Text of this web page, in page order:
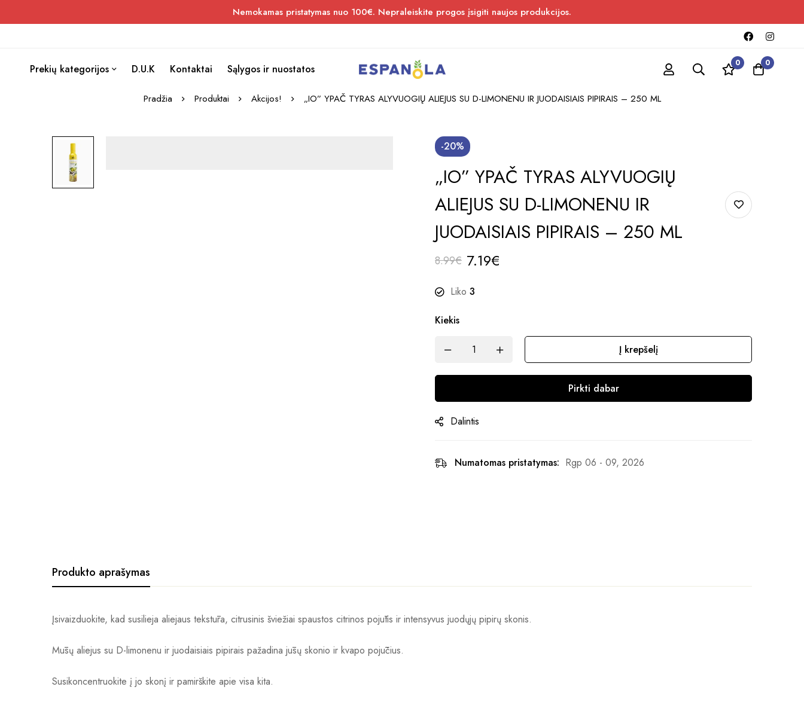
Nemokamas pristatymas nuo 100€. Nepraleiskite progos įsigiti naujos produkcijos.
Prekių kategorijos D.U.K Kontaktai Sąlygos ir nuostatos 0 0
Pradžia Produktai Akcijos! „IO” YPAČ TYRAS ALYVUOGIŲ ALIEJUS SU D-LIMONENU IR JUODAISIAIS PIPIRAIS – 250 ML
-20%
„IO” YPAČ TYRAS ALYVUOGIŲ
ALIEJUS SU D-LIMONENU IR
JUODAISIAIS PIPIRAIS – 250 ML
8.99€ 7.19€
Liko 3
Kiekis
Į krepšelį
Pirkti dabar
Dalintis
Numatomas pristatymas: Rgp 06 - 09, 2026
Produkto aprašymas
Įsivaizduokite, kad susilieja aliejaus tekstūra, citrusinis šviežiai spaustos citrinos pojūtis ir intensyvus juodųjų pipirų skonis.
Mūsų aliejus su D-limonenu ir juodaisiais pipirais pažadina jūsų skonio ir kvapo pojūčius.
Susikoncentruokite į jo skonį ir pamirškite apie visa kita.